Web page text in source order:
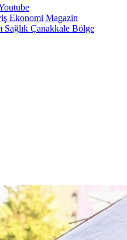
Ekonomi Magazin
Sağlık Çanakkale Bölge